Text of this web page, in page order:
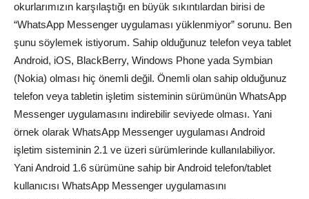
okurlarımızın karşılaştığı en büyük sıkıntılardan birisi de
“WhatsApp Messenger uygulaması yüklenmiyor” sorunu. Ben
şunu söylemek istiyorum. Sahip olduğunuz telefon veya tablet
Android, iOS, BlackBerry, Windows Phone yada Symbian
(Nokia) olması hiç önemli değil. Önemli olan sahip olduğunuz
telefon veya tabletin işletim sisteminin sürümünün WhatsApp
Messenger uygulamasını indirebilir seviyede olması. Yani
örnek olarak WhatsApp Messenger uygulaması Android
işletim sisteminin 2.1 ve üzeri sürümlerinde kullanılabiliyor.
Yani Android 1.6 sürümüne sahip bir Android telefon/tablet
kullanıcısı WhatsApp Messenger uygulamasını